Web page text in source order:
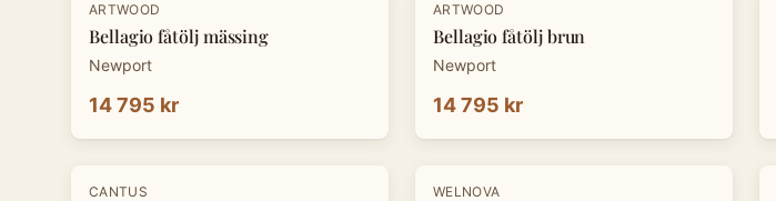
ARTWOOD
Bellagio fåtölj mässing
Newport
14 795 kr
ARTWOOD
Bellagio fåtölj brun
Newport
14 795 kr
-25%
CANTUS -25 %
WELNOVA